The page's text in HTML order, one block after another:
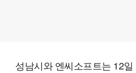
성남시와 엔씨소프트는 12